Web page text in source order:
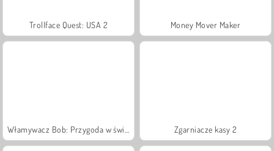
Trollface Quest: USA 2 Money Mover Maker
Zgarniacze kasy 2